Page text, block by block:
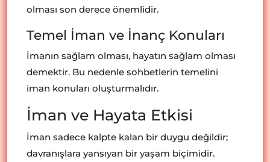
olması son derece önemlidir.
Temel İman ve İnanç Konuları
İmanın sağlam olması, hayatın sağlam olması
demektir. Bu nedenle sohbetlerin temelini
iman konuları oluşturmalıdır.
İman ve Hayata Etkisi
İman sadece kalpte kalan bir duygu değildir;
davranışlara yansıyan bir yaşam biçimidir.